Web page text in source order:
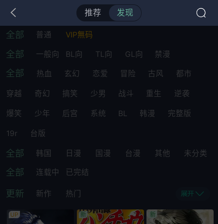
推荐 发现
全部 普通 VIP無码
全部 一般向 BL向 TL向 GL向 禁漫
全部 热血 玄幻 恋爱 冒险 古风 都市
穿越 奇幻 搞笑 少男 战斗 重生 逆袭
爆笑 少年 后宫 系统 BL 韩漫 完整版
19r 台版
全部 韩国 日漫 国漫 台漫 其他 未分类
全部 连载中 已完结
更新 新作 热门